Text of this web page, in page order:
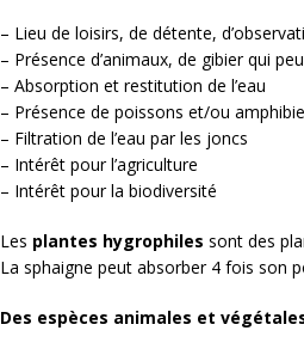
– Lieu de loisirs, de détente,
– Présence d’animaux, de gibier qui
– Absorption et restitution de l’eau
– Présence de poissons et/ou
– Filtration de l’eau par les joncs
– Intérêt pour l’agriculture
– Intérêt pour la biodiversité
Les plantes hygrophiles sont des
La sphaigne peut absorber 4 fois son
Des espèces animales et